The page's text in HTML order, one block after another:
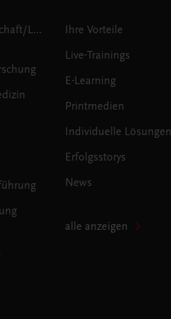
Fertigungswirtschaft/Logistik
Ihre Vorteile
Live-Trainings
E-Learning
Printmedien
Individuelle Lösungen
Erfolgsstorys
News
alle anzeigen